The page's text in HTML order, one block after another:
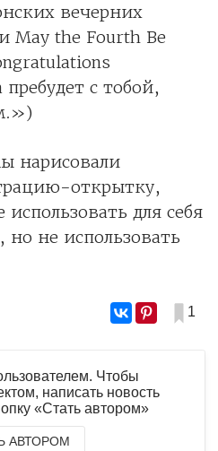
вечерних
May the Fourth Be
с тобой,
нарисовали
открытку,
для себя
но не использовать
1
Чтобы
написать новость
«Стать автором»
АВТОРОМ